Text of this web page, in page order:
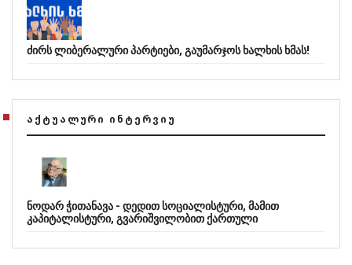
ძირს ლიბერალური პარტიები, გაუმარჯოს ხალხის ხმას!
ᲐᲥᲢᲣᲐᲚᲣᲠᲘ ᲘᲜᲢᲔᲠᲕᲘᲣ
ნოდარ ჭითანავა - დედით სოციალისტური, მამით
კაპიტალისტური, გვარიშვილობით ქართული